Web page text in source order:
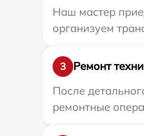
Наш мастер
организуем
3
Ремонт
После
ремонтные